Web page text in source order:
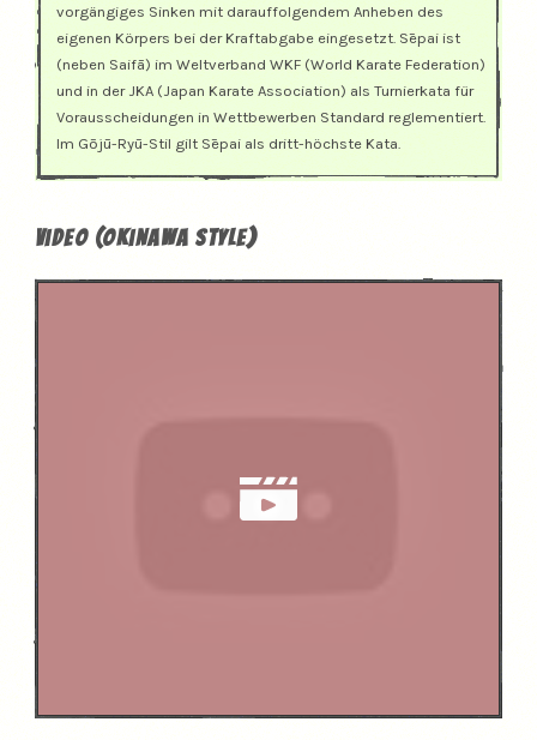
vorgängiges Sinken mit darauffolgendem Anheben des
eigenen Körpers bei der Kraftabgabe eingesetzt. Sēpai ist
(neben Saifā) im Weltverband WKF (World Karate Federation)
und in der JKA (Japan Karate Association) als Turnierkata für
Vorausscheidungen in Wettbewerben Standard reglementiert.
Im Gōjū-Ryū-Stil gilt Sēpai als dritt-höchste Kata.
Video (Okinawa Style)